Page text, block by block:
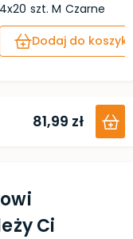
4x20 szt. M Czarne
Dodaj do
81,99 zł
Ci